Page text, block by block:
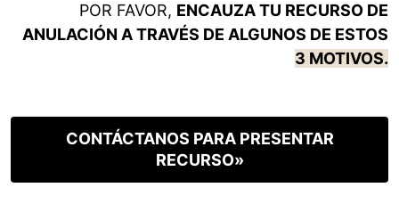
POR FAVOR, ENCAUZA TU RECURSO DE
ANULACIÓN A TRAVÉS DE ALGUNOS DE ESTOS
3 MOTIVOS.
CONTÁCTANOS PARA PRESENTAR
RECURSO»